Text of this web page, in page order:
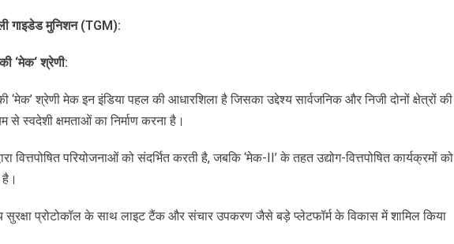
गाइडेड मुनिशन(TGM):
की‘मेक‘श्रेणी:
‘मेक’ श्रेणी मेक इन इंडिया पहल की आधारशिला है जिसका उद्देश्य सार्वजनिक और निजी दोनों क्षेत्रों की
से स्वदेशी क्षमताओं का निर्माण करना है।
वित्तपोषित परियोजनाओं को संदर्भित करती है, जबकि ‘मेक-II’ के तहत उद्योग-वित्तपोषित कार्यक्रमों को
सुरक्षा प्रोटोकॉल के साथ लाइट टैंक और संचार उपकरण जैसे बड़े प्लेटफॉर्म के विकास में शामिल किया